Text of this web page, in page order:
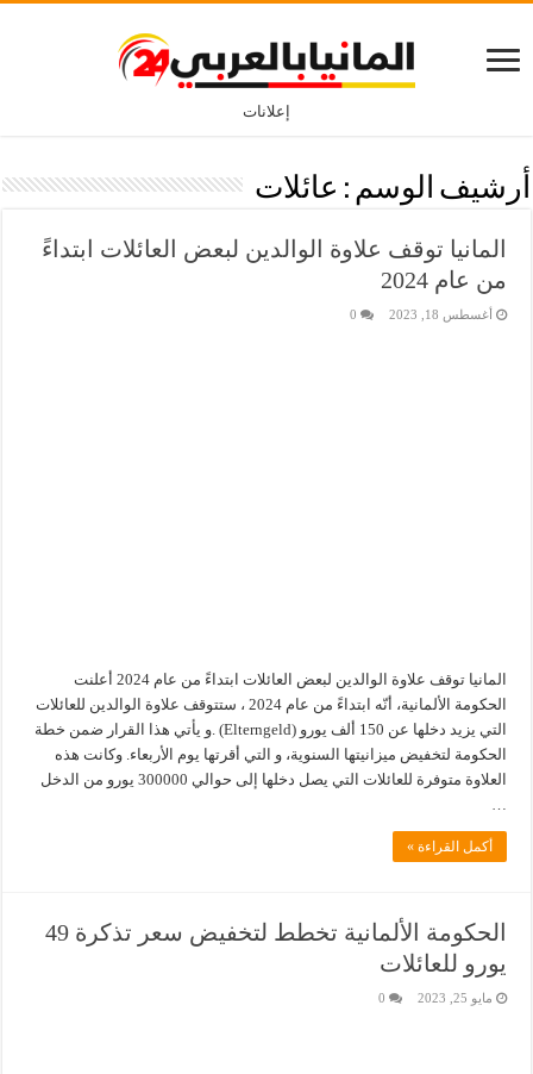
إعلانات
أرشيف الوسم : عائلات
المانيا توقف علاوة الوالدين لبعض العائلات ابتداءً
من عام 2024
أغسطس 18, 2023 0
المانيا توقف علاوة الوالدين لبعض العائلات ابتداءً من عام 2024 أعلنت
الحكومة الألمانية، أنّه ابتداءً من عام 2024 ، ستتوقف علاوة الوالدين للعائلات
التي يزيد دخلها عن 150 ألف يورو (Elterngeld) .و يأتي هذا القرار ضمن خطة
الحكومة لتخفيض ميزانيتها السنوية، و التي أقرتها يوم الأربعاء. وكانت هذه
العلاوة متوفرة للعائلات التي يصل دخلها إلى حوالي 300000 يورو من الدخل
أكمل القراءة »
الحكومة الألمانية تخطط لتخفيض سعر تذكرة 49
يورو للعائلات
مايو 25, 2023 0